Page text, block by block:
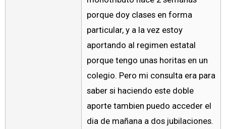
porque doy clases en forma
particular, y a la vez estoy
aportando al regimen estatal
porque tengo unas horitas en un
colegio. Pero mi consulta era para
saber si haciendo este doble
aporte tambien puedo acceder el
dia de mañana a dos jubilaciones.